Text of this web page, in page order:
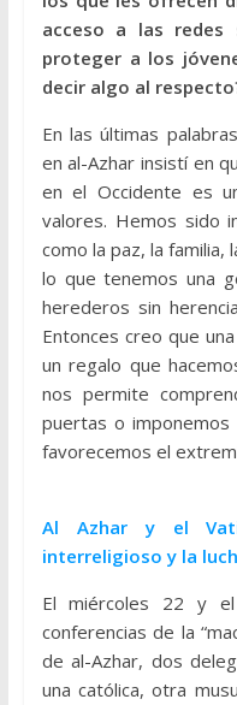
acceso a las
proteger a los
decir algo al
En las últimas
en al-Azhar insistí en
en el Occidente es
valores. Hemos sido
como la paz, la familia,
lo que tenemos una
herederos sin
Entonces creo que
un regalo que
nos permite
puertas o imponemos
favorecemos el
Al Azhar y el
interreligioso y la
El miércoles 22 y
conferencias de la
de al-Azhar, dos
una católica, otra